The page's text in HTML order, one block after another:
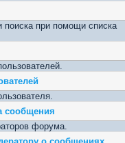
поиска при помощи списка
сообщения
форума.